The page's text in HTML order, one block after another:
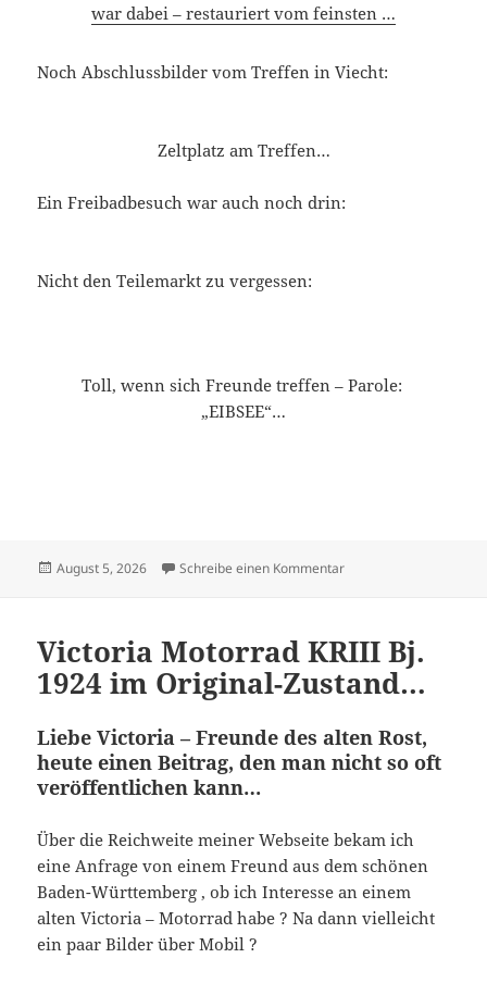
war dabei – restauriert vom feinsten …
Noch Abschlussbilder vom Treffen in Viecht:
Zeltplatz am Treffen…
Ein Freibadbesuch war auch noch drin:
Nicht den Teilemarkt zu vergessen:
Toll, wenn sich Freunde treffen – Parole:
„EIBSEE“…
Veröffentlicht
August 5, 2026 Schreibe einen Kommentarzu Victoria – Treffen
Victoria Motorrad KRIII Bj.
1924 im Original-Zustand…
Liebe Victoria – Freunde des alten Rost,
heute einen Beitrag, den man nicht so oft
veröffentlichen kann…
Über die Reichweite meiner Webseite bekam ich
eine Anfrage von einem Freund aus dem schönen
Baden-Württemberg , ob ich Interesse an einem
alten Victoria – Motorrad habe ? Na dann vielleicht
ein paar Bilder über Mobil ?